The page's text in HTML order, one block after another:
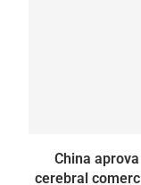
China
cerebral